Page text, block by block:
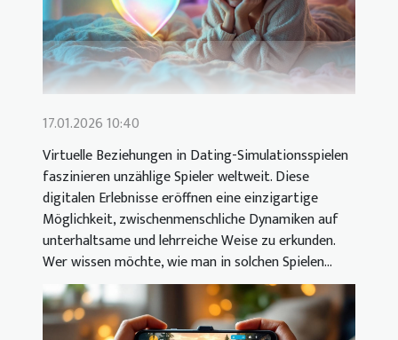
17.01.2026 10:40
Virtuelle Beziehungen in Dating-Simulationsspielen
faszinieren unzählige Spieler weltweit. Diese
digitalen Erlebnisse eröffnen eine einzigartige
Möglichkeit, zwischenmenschliche Dynamiken auf
unterhaltsame und lehrreiche Weise zu erkunden.
Wer wissen möchte, wie man in solchen Spielen...